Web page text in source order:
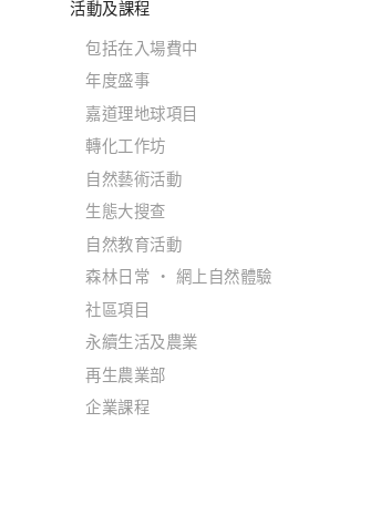
活動及課程
包括在入場費中
年度盛事
嘉道理地球項目
轉化工作坊
自然藝術活動
生態大搜查
自然教育活動
森林日常 ‧ 網上自然體驗
社區項目
永續生活及農業
再生農業部
企業課程